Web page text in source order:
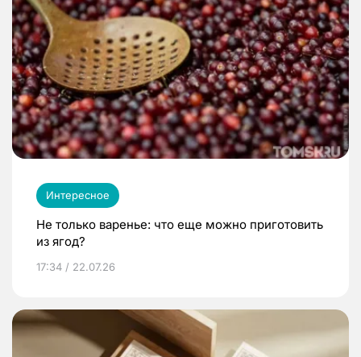
Интересное
Не только варенье: что еще можно приготовить
из ягод?
17:34 / 22.07.26